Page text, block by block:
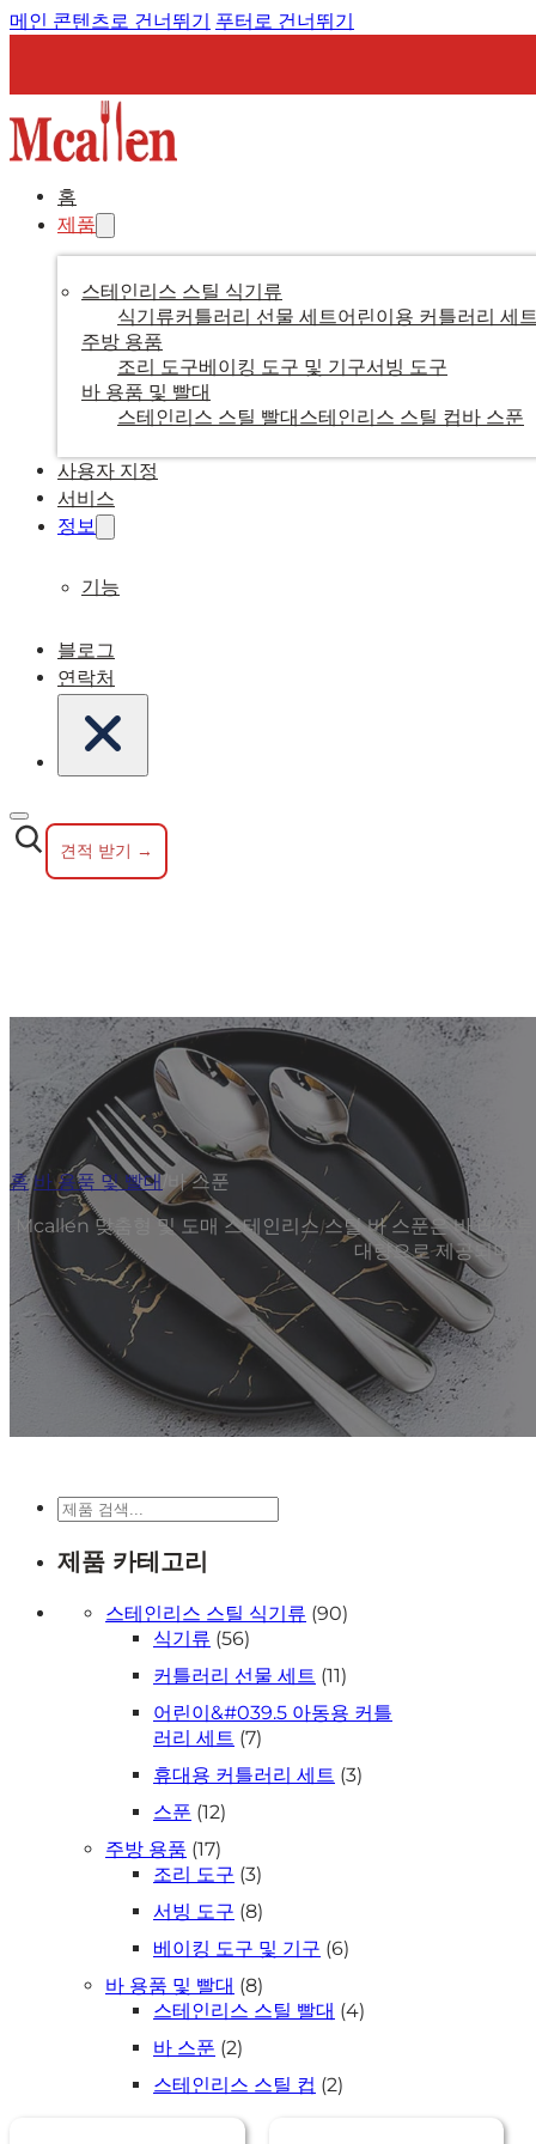
메인 콘텐츠로 건너뛰기 푸터로 건너뛰기
홈
제품
스테인리스 스틸 식기류
식기류커틀러리 선물 세트어린이용 커틀러리 세
주방 용품
조리 도구베이킹 도구 및 기구서빙 도구
바 용품 및 빨대
스테인리스 스틸 빨대 스테인리스 스틸 컵바 스푼
사용자 지정
서비스
정보
기능
블로그
연락처
견적 받기 →
홈/바 용품 및 빨대/ 바 스푼
Mcallen 맞춤형 및 도매 스테인리스 스틸 바 스푼은 바 레스
대량으로 제공되며
검
제품 카테고리
스테인리스 스틸 식기류 9090
품
식기류 5656
상
품
커틀러리 선물 세트 1111
상
어린이&#039.5 아동용 커틀
러리 세트 77
상
휴대용 커틀러리 세트 33
스푼 1212
상
품
주방 용품 1717
개
품
조리 도구 33
상
품
서빙 도구 88
상
품
베이킹 도구 및 기구 66
품
바 용품 및 빨대 88
개
스테인리스 스틸 빨대 44
바 스푼 22
상
품
스테인리스 스틸 컵 22